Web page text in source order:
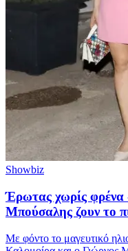
Showbiz
Έρωτας χωρίς
Μπούσαλης ζουν το
Με φόντο το μαγευτικό